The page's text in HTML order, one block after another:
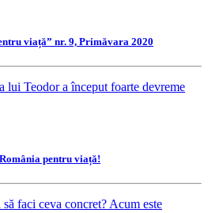
viață” nr. 9, Primăvara 2020
lui Teodor a început foarte devreme
pentru viață!
faci ceva concret? Acum este